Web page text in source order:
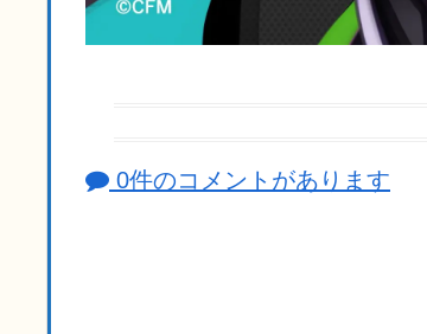
0件のコメントがあります